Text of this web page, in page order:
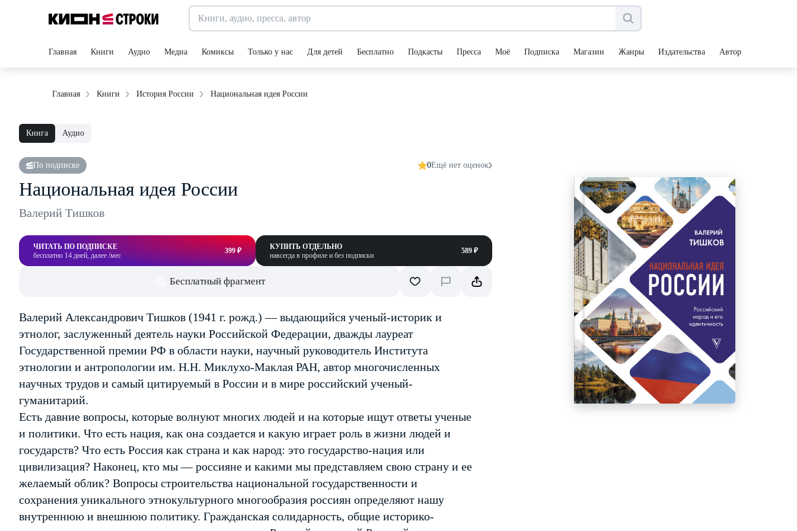
Главная Книги Аудио Медиа Комиксы Только у нас Для детей Бесплатно Подкасты Пресса Моё Подписка Магазин Жанры Издательства Авторы
Главная Книги История России Национальная идея России
Книга Аудио
По подписке 0Ещё нет оценок
Национальная идея России
Валерий Тишков
ЧИТАТЬ ПО ПОДПИСКЕ
бесплатно 14 дней, далее /мес
399 ₽
КУПИТЬ ОТДЕЛЬНО
навсегда в профиле и без подписки
589 ₽
Бесплатный фрагмент
Валерий Александрович Тишков (1941 г. рожд.) — выдающийся ученый-историк и
этнолог, заслуженный деятель науки Российской Федерации, дважды лауреат
Государственной премии РФ в области науки, научный руководитель Института
этнологии и антропологии им. Н.Н. Миклухо-Маклая РАН, автор многочисленных
научных трудов и самый цитируемый в России и в мире российский ученый-
гуманитарий.
Есть давние вопросы, которые волнуют многих людей и на которые ищут ответы ученые
и политики. Что есть нация, как она создается и какую играет роль в жизни людей и
государств? Что есть Россия как страна и как народ: это государство-нация или
цивилизация? Наконец, кто мы — россияне и какими мы представляем свою страну и ее
желаемый облик? Вопросы строительства национальной государственности и
сохранения уникального этнокультурного многообразия россиян определяют нашу
внутреннюю и внешнюю политику. Гражданская солидарность, общие историко-